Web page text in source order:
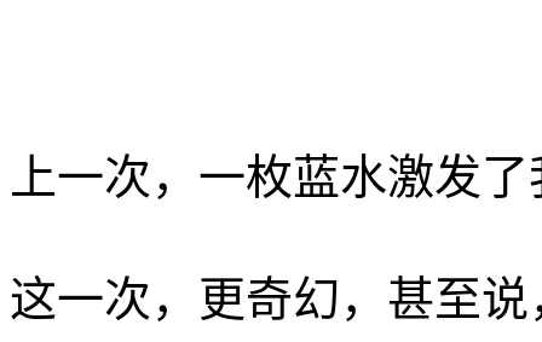
上一次，一枚蓝水激发
这一次，更奇幻，甚至